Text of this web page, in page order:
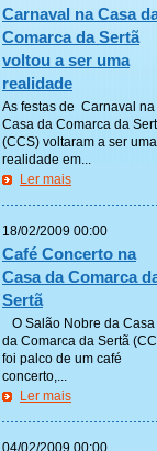
Carnaval na Casa
Comarca da Sertã
voltou a ser uma
realidade
As festas de Carnaval na
Casa da Comarca da
(CCS) voltaram a ser uma
realidade em...
Ler mais
18/02/2009 00:00
Café Concerto na
Casa da Comarca
Sertã
O Salão Nobre da Casa
da Comarca da Sertã
foi palco de um café
concerto,...
Ler mais
04/02/2009 00:00